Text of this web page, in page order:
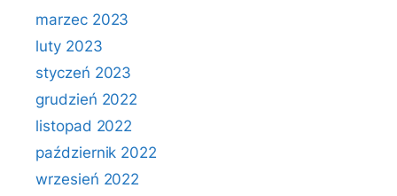
marzec 2023
luty 2023
styczeń 2023
grudzień 2022
listopad 2022
październik 2022
wrzesień 2022